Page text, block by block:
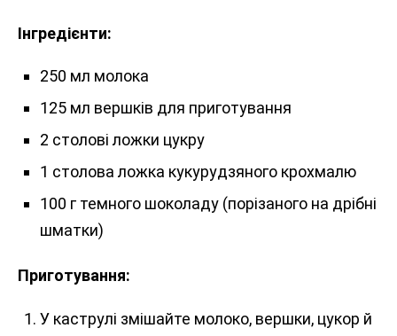
Інгредієнти:
250 мл молока
125 мл вершків для приготування
2 столові ложки цукру
1 столова ложка кукурудзяного крохмалю
100 г темного шоколаду (порізаного на дрібні
шматки)
Приготування:
У каструлі змішайте молоко, вершки, цукор й